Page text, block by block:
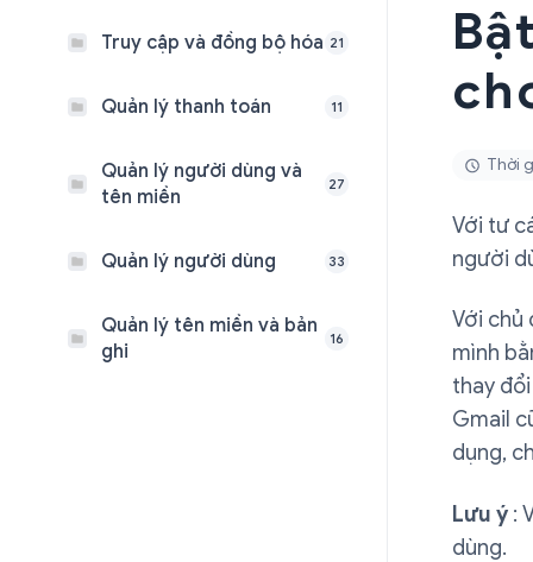
Truy cập và đồng bộ hóa 21
Quản lý thanh toán 11
Quản lý người dùng và
tên miền
27
Quản lý người dùng 33
Quản lý tên miền và bản
ghi
16
Thời
Với tư
người
Với chủ
mình
thay
Gmail
dụng,
Lưu ý:
dùng.